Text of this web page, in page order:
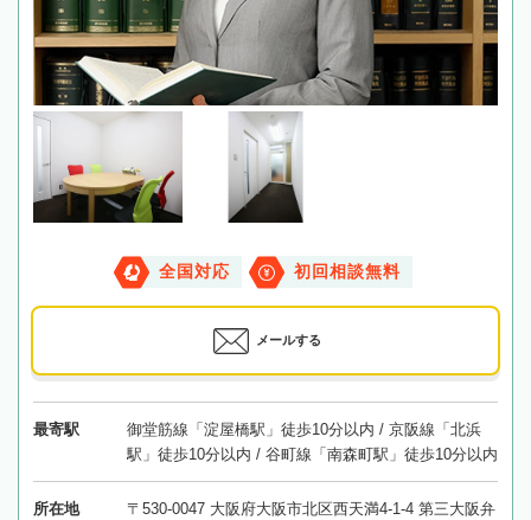
全国対応 初回相談無料
メールする
最寄駅
御堂筋線「淀屋橋駅」徒歩10分以内 / 京阪線「北浜
駅」徒歩10分以内 / 谷町線「南森町駅」徒歩10分以内
所在地
〒530-0047 大阪府大阪市北区西天満4-1-4 第三大阪弁